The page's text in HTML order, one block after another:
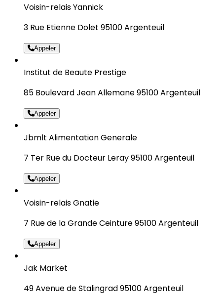
Voisin-relais Yannick
3 Rue Etienne Dolet 95100 Argenteuil
Appeler
Institut de Beaute Prestige
85 Boulevard Jean Allemane 95100 Argenteuil
Appeler
Jbmlt Alimentation Generale
7 Ter Rue du Docteur Leray 95100 Argenteuil
Appeler
Voisin-relais Gnatie
7 Rue de la Grande Ceinture 95100 Argenteuil
Appeler
Jak Market
49 Avenue de Stalingrad 95100 Argenteuil